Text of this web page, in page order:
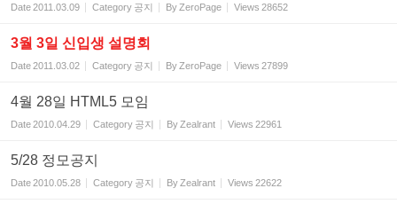
Date2011.03.09 Category 공지 By ZeroPage Views 28652
3월 3일 신입생 설명회
Date2011.03.02 Category 공지 By ZeroPage Views 27899
4월 28일 HTML5 모임
Date2010.04.29 Category 공지 By Zealrant Views 22961
5/28 정모공지
Date2010.05.28 Category 공지 By Zealrant Views 22622